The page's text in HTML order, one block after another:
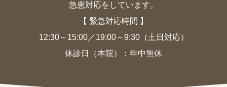
急患対応をしています。
【 緊急対応時間 】
12:30～15:00／19:00～9:30（土日対応）
休診日（本院）：年中無休